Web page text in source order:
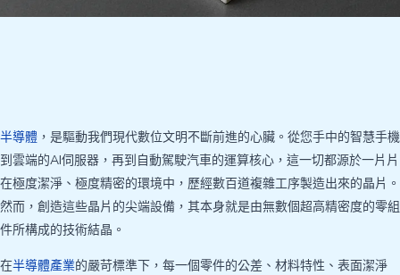
半導體 ，是驅動我們現代數位文明不斷前進的心臟。從您手中的智慧手機
到雲端的AI伺服器，再到自動駕駛汽車的運算核心，這一切都源於一片片
在極度潔淨、極度精密的環境中，歷經數百道複雜工序製造出來的晶片。
然而，創造這些晶片的尖端設備，其本身就是由無數個超高精密度的零組
件所構成的技術結晶。
在半導體產業的嚴苛標準下，每一個零件的公差、材料特性、表面潔淨